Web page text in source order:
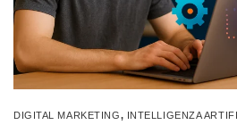
DIGITAL MARKETING, INTELLIGENZA